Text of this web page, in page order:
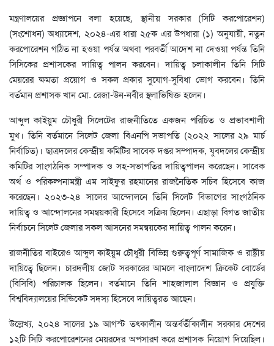
মন্ত্রণালয়ের প্রজ্ঞাপনে বলা হয়েছে, স্থানীয় সরকার (সিটি করপোরেশন)
(সংশোধন) অধ্যাদেশ, ২০২৪-এর ধারা ২৫ক এর উপধারা (১) অনুযায়ী, নতুন
করপোরেশন গঠিত না হওয়া পর্যন্ত অথবা পরবর্তী আদেশ না দেওয়া পর্যন্ত তিনি
সিসিকের প্রশাসকের দায়িত্ব পালন করবেন। দায়িত্ব চলাকালীন তিনি সিটি
মেয়রের ক্ষমতা প্রয়োগ ও সকল প্রকার সুযোগ-সুবিধা ভোগ করবেন। তিনি
বর্তমান প্রশাসক খান মো. রেজা-উন-নবীর স্থলাভিষিক্ত হলেন।
আব্দুল কাইয়ুম চৌধুরী সিলেটের রাজনীতিতে একজন পরিচিত ও প্রভাবশালী
মুখ। তিনি বর্তমানে সিলেট জেলা বিএনপি সভাপতি (২০২২ সালের ২৯ মার্চ
নির্বাচিত)। ছাত্রদলের কেন্দ্রীয় কমিটির সাবেক দপ্তর সম্পাদক, যুবদলের কেন্দ্রীয়
কমিটির সাংগঠনিক সম্পাদক ও সহ-সভাপতির দায়িত্বপালন করেছেন। সাবেক
অর্থ ও পরিকল্পনামন্ত্রী এম সাইফুর রহমানের রাজনৈতিক সচিব হিসেবে কাজ
করেছেন। ২০২৩-২৪ সালের আন্দোলনে তিনি সিলেট বিভাগের সাংগঠনিক
দায়িত্ব ও আন্দোলনের সমন্বয়কারী হিসেবে সক্রিয় ছিলেন। এছাড়া বিগত জাতীয়
নির্বাচনে সিলেট জেলার সকল আসনের সমন্বয়কের দায়িত্ব পালন করেন।
রাজনীতির বাইরেও আব্দুল কাইয়ুম চৌধুরী বিভিন্ন গুরুত্বপূর্ণ সামাজিক ও রাষ্ট্রীয়
দায়িত্বে ছিলেন। চারদলীয় জোট সরকারের আমলে বাংলাদেশ ক্রিকেট বোর্ডের
(বিসিবি) পরিচালক ছিলেন। বর্তমানে তিনি শাহজালাল বিজ্ঞান ও প্রযুক্তি
বিশ্ববিদ্যালয়ের সিন্ডিকেট সদস্য হিসেবে দায়িত্বরত আছেন।
উল্লেখ্য, ২০২৪ সালের ১৯ আগস্ট তৎকালীন অন্তর্বর্তীকালীন সরকার দেশের
১২টি সিটি করপোরেশনের মেয়রদের অপসারণ করে প্রশাসক নিয়োগ দিয়েছিল।